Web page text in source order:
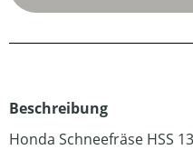
Beschreibung
Honda Schneefräse HSS